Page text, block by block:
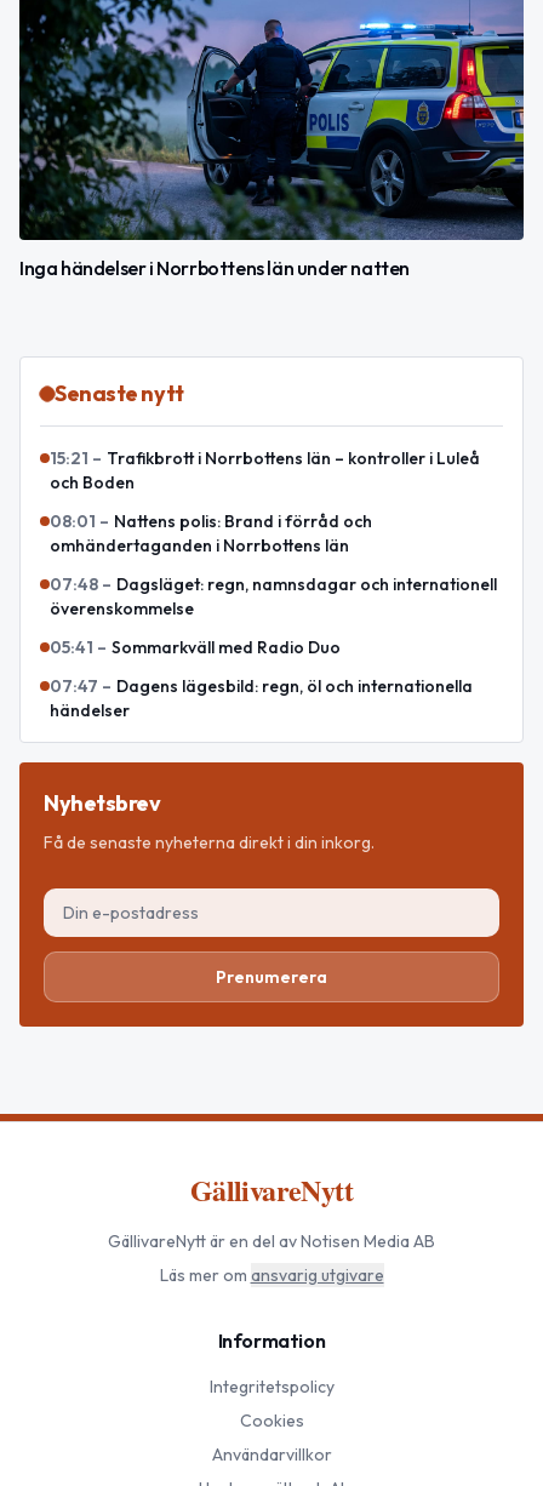
Inga händelser i Norrbottens län under natten
Senaste nytt
15:21 – Trafikbrott i Norrbottens län – kontroller i Luleå
och Boden
08:01 – Nattens polis: Brand i förråd och
omhändertaganden i Norrbottens län
07:48 – Dagsläget: regn, namnsdagar och internationell
överenskommelse
05:41 – Sommarkväll med Radio Duo
07:47 – Dagens lägesbild: regn, öl och internationella
händelser
Nyhetsbrev
Få de senaste nyheterna direkt i din inkorg.
Prenumerera
GällivareNytt
GällivareNyttär en del av Notisen Media AB
Läs mer om ansvarig utgivare
Information
Integritetspolicy
Cookies
Användarvillkor